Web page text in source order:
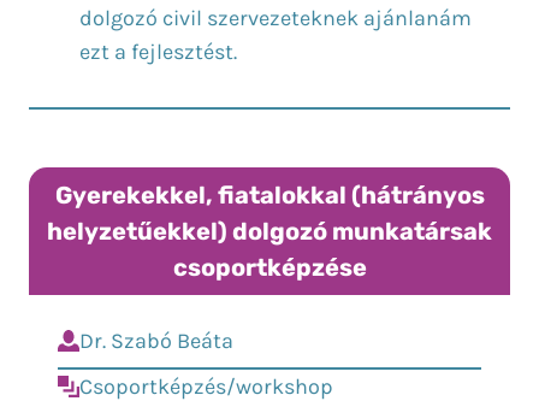
dolgozó civil szervezeteknek ajánlanám
ezt a fejlesztést.
Gyerekekkel, fiatalokkal (hátrányos
helyzetűekkel) dolgozó munkatársak
csoportképzése
Dr. Szabó Beáta
Csoportképzés/workshop